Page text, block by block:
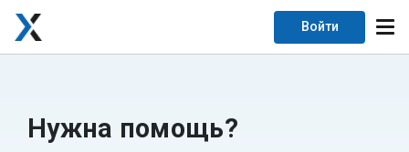
Войти
Нужна помощь?